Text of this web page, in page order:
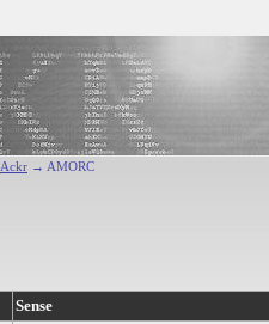
Ackr → AMORC
Sense